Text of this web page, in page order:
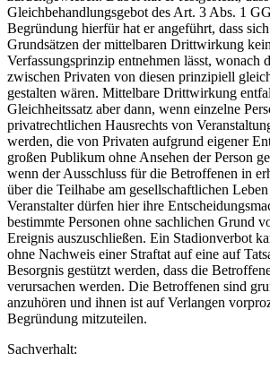
Gleichbehandlungsgebot des Art. 3 Abs. 1
Begründung hierfür hat er angeführt, dass
Grundsätzen der mittelbaren Drittwirkung
Verfassungsprinzip entnehmen lässt, wonach
zwischen Privaten von diesen prinzipiell
gestalten wären. Mittelbare Drittwirkung
Gleichheitssatz aber dann, wenn einzelne
privatrechtlichen Hausrechts von
werden, die von Privaten aufgrund eigener
großen Publikum ohne Ansehen der Person
wenn der Ausschluss für die Betroffenen in
über die Teilhabe am gesellschaftlichen
Veranstalter dürfen hier ihre
bestimmte Personen ohne sachlichen Grund
Ereignis auszuschließen. Ein Stadionverbot
ohne Nachweis einer Straftat auf eine auf
Besorgnis gestützt werden, dass die
verursachen werden. Die Betroffenen sind
anzuhören und ihnen ist auf Verlangen
Begründung mitzuteilen.
Sachverhalt: